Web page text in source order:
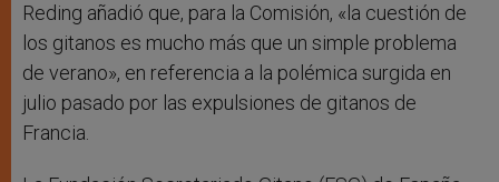
Reding añadió que, para la Comisión, «la cuestión de
los gitanos es mucho más que un simple problema
de verano», en referencia a la polémica surgida en
julio pasado por las expulsiones de gitanos de
Francia.